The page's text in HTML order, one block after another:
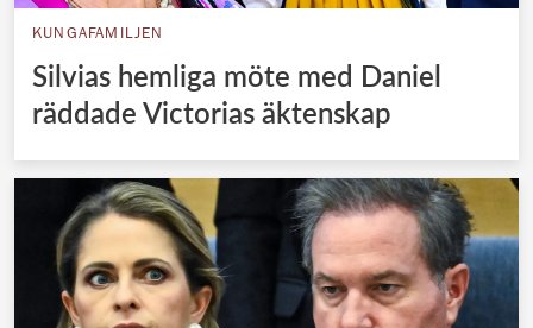
KUNGAFAMILJEN
Silvias hemliga möte med Daniel
räddade Victorias äktenskap